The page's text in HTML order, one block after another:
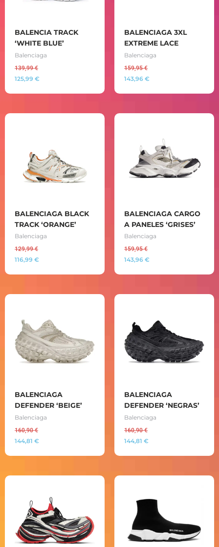
BALENCIA TRACK
‘WHITE BLUE’
Balenciaga
139,99€
125,99 €
BALENCIAGA 3XL
EXTREME LACE
Balenciaga
159,95€
143,96 €
BALENCIAGA BLACK
TRACK ‘ORANGE’
Balenciaga
129,99€
116,99 €
BALENCIAGA CARGO
A PANELES ‘GRISES’
Balenciaga
159,95€
143,96 €
BALENCIAGA
DEFENDER ‘BEIGE’
Balenciaga
160,90€
144,81 €
BALENCIAGA
DEFENDER ‘NEGRAS’
Balenciaga
160,90€
144,81 €